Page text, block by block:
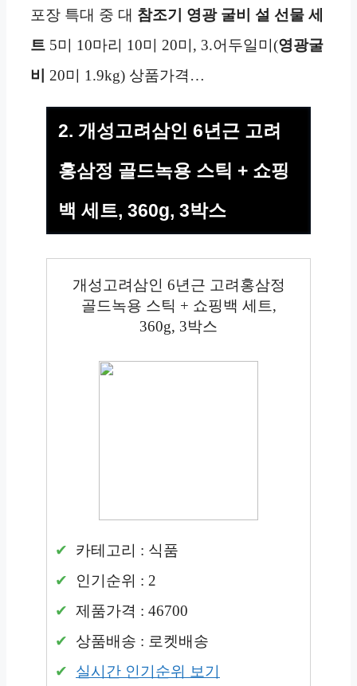
포장 특대 중 대 참조기 영광 굴비 설 선물 세
트 5미 10마리 10미 20미, 3.어두일미(영광굴
비
20미 1.9kg) 상품가격…
2. 개성고려삼인 6년근 고려
홍삼정 골드녹용 스틱 + 쇼핑
백 세트, 360g, 3박스
개성고려삼인 6년근 고려홍삼정
골드녹용 스틱 + 쇼핑백 세트,
360g, 3박스
카테고리 : 식품
인기순위 : 2
제품가격 : 46700
상품배송 : 로켓배송
실시간 인기순위 보기